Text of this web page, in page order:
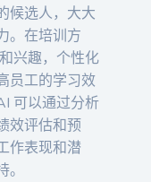
候选人，大大
。在培训方
兴趣，个性化
员工的学习效
可以通过分析
效评估和预
作表现和潜